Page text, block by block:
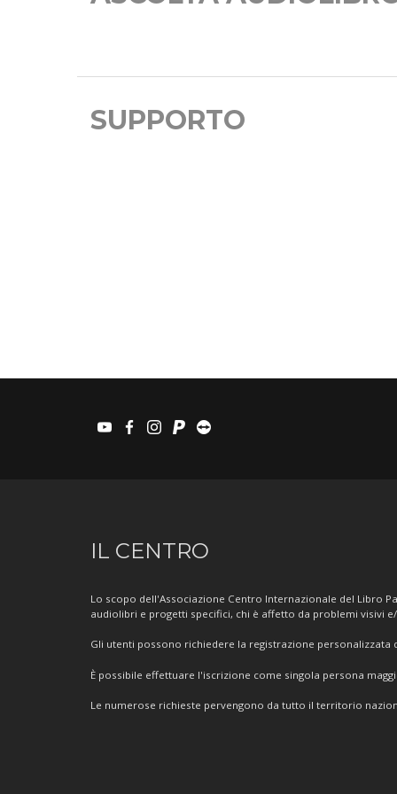
SUPPORTO
youtubefacebook
instagram
paypalteamviewer
Informazioni
IL CENTRO
Lo scopo dell'Associazione Centro Internazionale del Libro
audiolibri e progetti specifici, chi è affetto da problemi visivi
Gli utenti possono richiedere la registrazione personalizzata
È possibile effettuare l'iscrizione come singola persona
Le numerose richieste pervengono da tutto il territorio